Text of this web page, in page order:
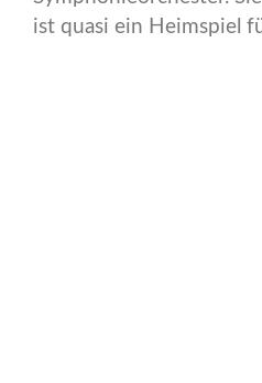
ist quasi ein Heimspiel